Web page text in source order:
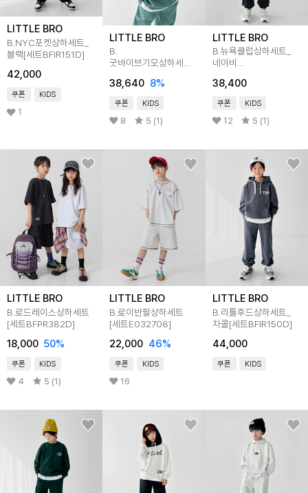
LITTLE BRO
B.NYC포켓상하세트_
블랙[세트BFIR151D]
42,000
쿠폰 KIDS
1
LITTLE BRO
B.
굿바이브기모상하세트
38,640 8%
쿠폰 KIDS
8 5 (1)
LITTLE BRO
B.뉴욕클럽상하세트_
네이비
38,400
쿠폰 KIDS
12 5 (1)
LITTLE BRO
B.로드레이스상하세트
[세트BFPR382D]
18,000 50%
쿠폰 KIDS
4 5 (1)
LITTLE BRO
B.로이반팔상하세트
[세트E032708]
22,000 46%
쿠폰 KIDS
16
LITTLE BRO
B.리틀후드상하세트_
차콜[세트BFIR150D]
44,000
쿠폰 KIDS